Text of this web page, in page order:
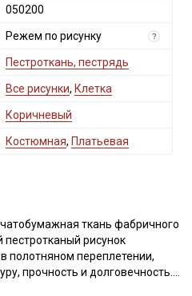
050200
Режем по рисунку ?
Пестроткань, пестрядь
Все рисунки, Клетка
Коричневый
Костюмная, Платьевая
ткань фабричного
рисунок
полотняном переплетении,
прочность и долговечность.
традиционной одежды: